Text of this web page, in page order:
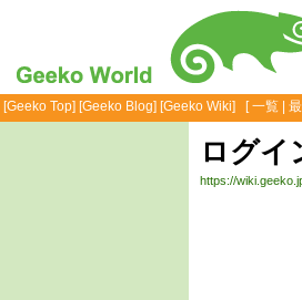
[Geeko Top] [Geeko Blog] [Geeko Wiki] [一覧
ログイ
https://